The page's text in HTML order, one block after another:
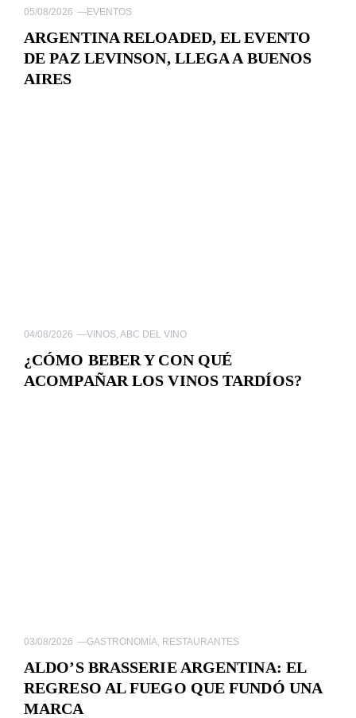
05/08/2026 —EVENTOS
ARGENTINA RELOADED, EL EVENTO
DE PAZ LEVINSON, LLEGA A BUENOS
AIRES
04/08/2026 —VINOS, ABC DEL VINO
¿CÓMO BEBER Y CON QUÉ
ACOMPAÑAR LOS VINOS TARDÍOS?
03/08/2026 —GASTRONOMÍA, RESTAURANTES
ALDO’S BRASSERIE ARGENTINA: EL
REGRESO AL FUEGO QUE FUNDÓ UNA
MARCA